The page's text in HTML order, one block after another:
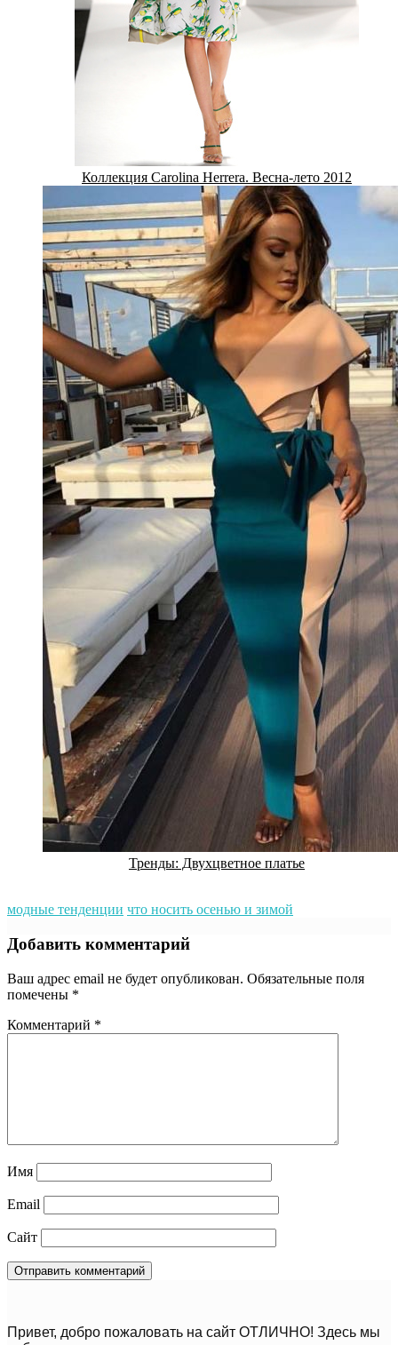
Коллекция Сarolina Нerrera. Весна-лето 2012
Тренды: Двухцветное платье
модные тенденции что носить осенью и зимой
Добавить комментарий
Ваш адрес email не будет опубликован. Обязательные поля
помечены *
Комментарий *
Имя
Email
Сайт
Привет, добро пожаловать на сайт ОТЛИЧНО! Здесь мы